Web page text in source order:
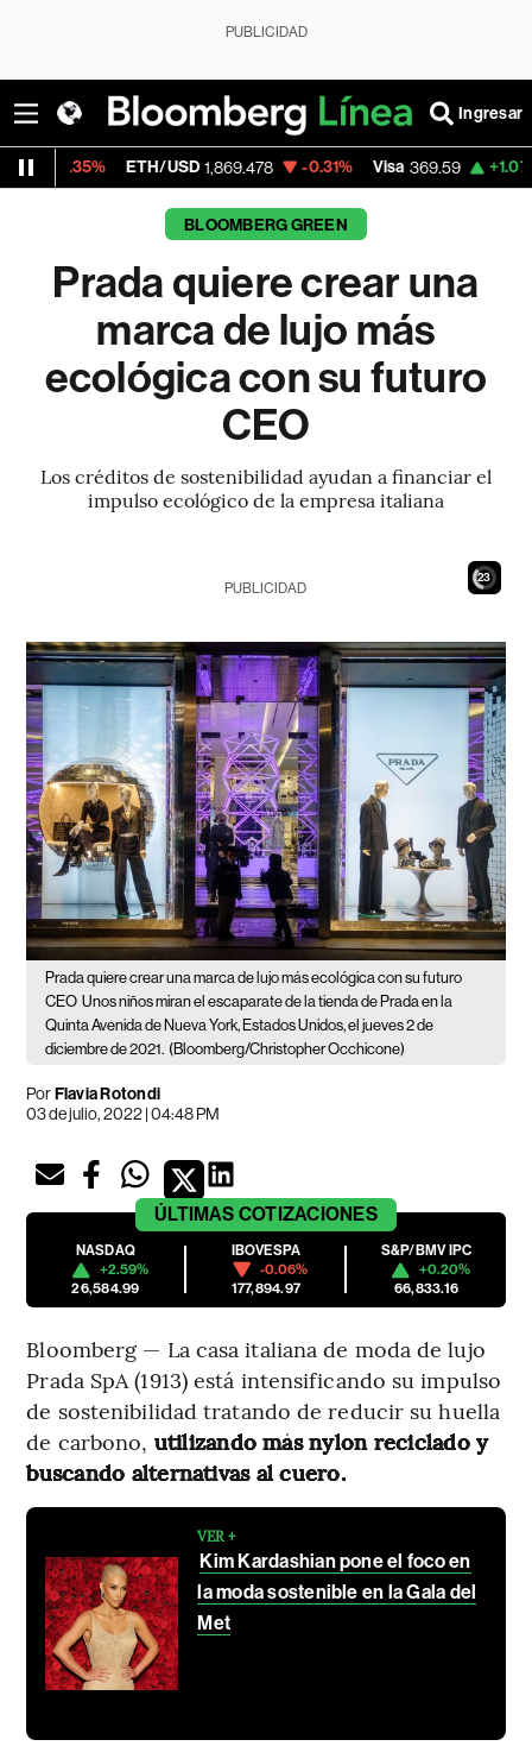
PUBLICIDAD
Ingresar
1,869.478 -0.31% Visa 369.59 +1.07% MercadoLibre
BLOOMBERG GREEN
Prada quiere crear una
marca de lujo más
ecológica con su futuro
CEO
Los créditos de sostenibilidad ayudan a financiar el
impulso ecológico de la empresa italiana
21
PUBLICIDAD
Prada quiere crear una marca de lujo más ecológica con su futuro
CEO Unos niños miran el escaparate de la tienda de Prada en la
Quinta Avenida de Nueva York, Estados Unidos, el jueves 2 de
diciembre de 2021. (Bloomberg/Christopher Occhicone)
PorFlavia Rotondi
03 de julio, 2022 | 04:48 PM
ÚLTIMAS COTIZACIONES
NASDAQ
+2.59%
26,584.99
IBOVESPA
-0.06%
177,894.97
S&P/BMV IPC
+0.20%
66,833.16
Bloomberg — La casa italiana de moda de lujo
Prada SpA (1913) está intensificando su impulso
de sostenibilidad tratando de reducir su huella
de carbono, utilizando más nylon reciclado y
buscando alternativas al cuero.
VER +
Kim Kardashian pone el foco en
la moda sostenible en la Gala del
Met